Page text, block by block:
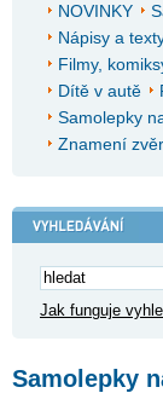
NOVINKY
Nápisy a
Filmy,
Dítě v autě
Samolepky
Znamení
Jak funguje
Samolepky